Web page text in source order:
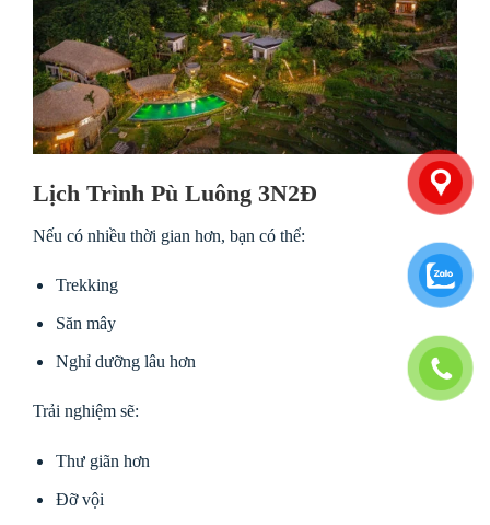
Lịch Trình Pù Luông 3N2Đ
Nếu có nhiều thời gian hơn, bạn có thể:
Trekking
Săn mây
Nghỉ dưỡng lâu hơn
Trải nghiệm sẽ:
Thư giãn hơn
Đỡ vội